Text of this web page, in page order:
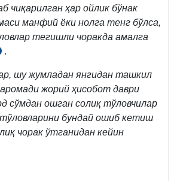
чиқарилган ҳар ойлик бўнак
манфий ёки нолга тенг бўлса,
тегишли чоракда амалга
СК
.
шу жумладан янгидан ташкил
жорий ҳисобот даври
сўмдан ошган солиқ тўловчилар
тўловларини бундай ошиб кетиш
чорак ўтганидан кейин